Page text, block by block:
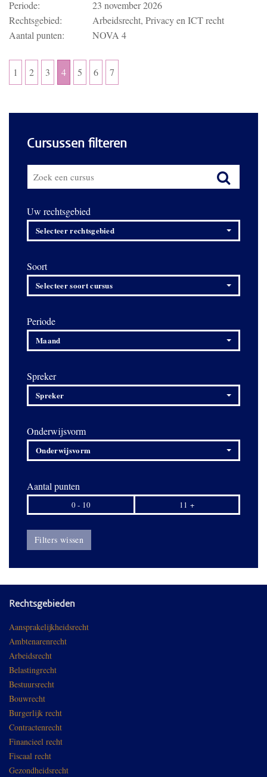
Periode:
23 november 2026
Rechtsgebied:
Arbeidsrecht, Privacy en ICT recht
Aantal punten:
NOVA 4
1 2 3 4 5 6 7
Cursussen filteren
Uw rechtsgebied
Selecteer rechtsgebied
Soort
Selecteer soort cursus
Periode
Maand
Spreker
Spreker
Onderwijsvorm
Onderwijsvorm
Aantal punten
0 - 10 11 +
Filters wissen
Rechtsgebieden
Aansprakelijkheidsrecht
Ambtenarenrecht
Arbeidsrecht
Belastingrecht
Bestuursrecht
Bouwrecht
Burgerlijk recht
Contractenrecht
Financieel recht
Fiscaal recht
Gezondheidsrecht